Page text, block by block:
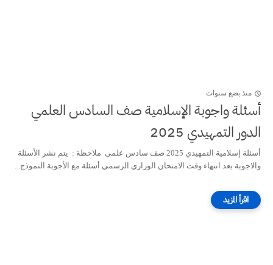
منذ بضع سنوات
أسئلة واجوبة الإسلامية صف السادس العلمي
الدور التمهيدي 2025
أسئلة إسلامية التمهيدي 2025 صف سادس علمي ملاحظة : يتم نشر الأسئلة
والاجوبة بعد انتهاء وقت الامتحان الوزاري الرسمي أسئلة مع الأجوبة النموذج...